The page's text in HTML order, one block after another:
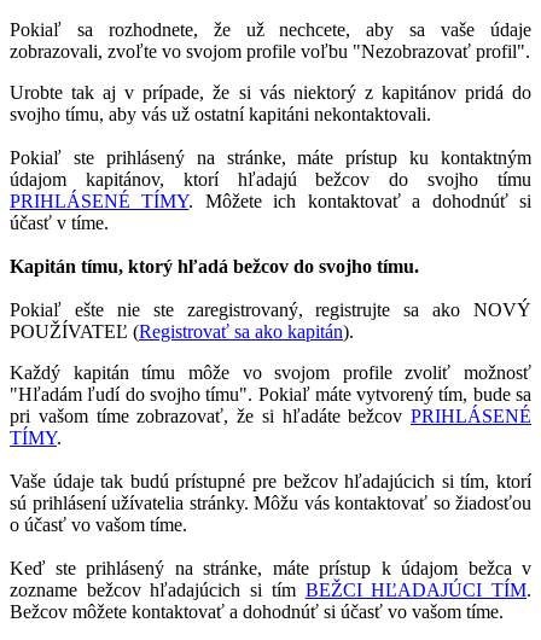
Pokiaľ sa rozhodnete, že už nechcete, aby sa vaše údaje
zobrazovali, zvoľte vo svojom profile voľbu "Nezobrazovať profil".
Urobte tak aj v prípade, že si vás niektorý z kapitánov pridá do
svojho tímu, aby vás už ostatní kapitáni nekontaktovali.
Pokiaľ ste prihlásený na stránke, máte prístup ku kontaktným
údajom kapitánov, ktorí hľadajú bežcov do svojho tímu
PRIHLÁSENÉ TÍMY. Môžete ich kontaktovať a dohodnúť si
účasť v tíme.
Kapitán tímu, ktorý hľadá bežcov do svojho tímu.
Pokiaľ ešte nie ste zaregistrovaný, registrujte sa ako NOVÝ
POUŽÍVATEĽ (Registrovať sa ako kapitán).
Každý kapitán tímu môže vo svojom profile zvoliť možnosť
"Hľadám ľudí do svojho tímu". Pokiaľ máte vytvorený tím, bude sa
pri vašom tíme zobrazovať, že si hľadáte bežcov PRIHLÁSENÉ
TÍMY.
Vaše údaje tak budú prístupné pre bežcov hľadajúcich si tím, ktorí
sú prihlásení užívatelia stránky. Môžu vás kontaktovať so žiadosťou
o účasť vo vašom tíme.
Keď ste prihlásený na stránke, máte prístup k údajom bežca v
zozname bežcov hľadajúcich si tím BEŽCI HĽADAJÚCI TÍM.
Bežcov môžete kontaktovať a dohodnúť si účasť vo vašom tíme.